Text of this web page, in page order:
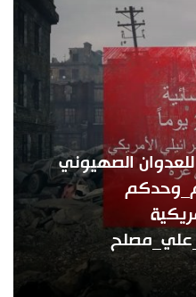
اليوم الـ 212 للعدوان الصهيوني